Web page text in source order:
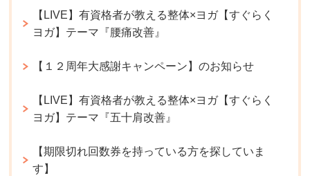
【LIVE】有資格者が教える整体×ヨガ【すぐらく
ヨガ】テーマ『腰痛改善』
【１２周年大感謝キャンペーン】のお知らせ
【LIVE】有資格者が教える整体×ヨガ【すぐらく
ヨガ】テーマ『五十肩改善』
【期限切れ回数券を持っている方を探していま
す】